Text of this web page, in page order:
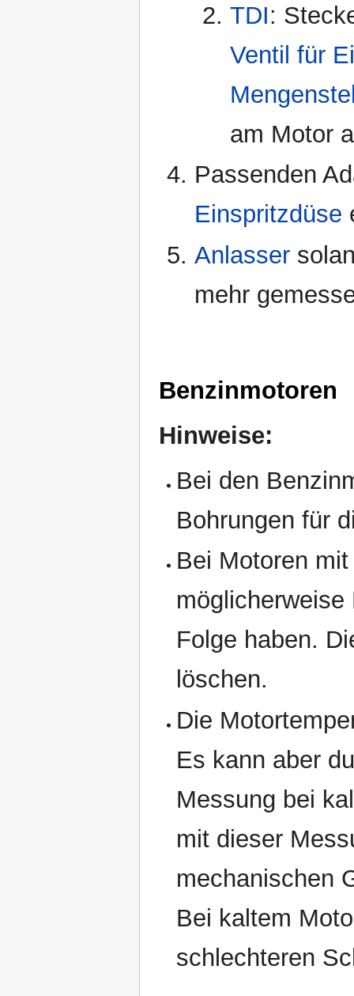
TDI:
Ventil für
am Motor
Passenden
Einspritzdüse
Anlasser
mehr
Benzinmotoren
Hinweise:
Bei den
Bohrungen für
Bei Motoren
Folge haben.
löschen.
Die
Es kann aber
Messung bei
mit dieser
mechanischen
Bei kaltem
schlechteren